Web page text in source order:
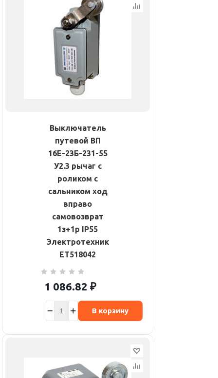
Выключатель
путевой ВП
16Е-23Б-231-55
У2.3 рычаг с
роликом с
сальником ход
вправо
самовозврат
1з+1р IP55
Электротехник
ET518042
1 086.82 ₽
В корзину